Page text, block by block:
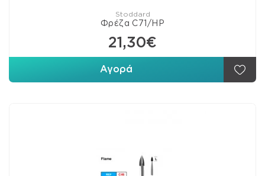
Stoddard
Φρέζα C71/HP
21,30€
Αγορά